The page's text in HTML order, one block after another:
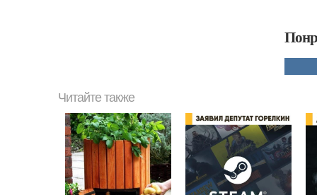
Читайте также